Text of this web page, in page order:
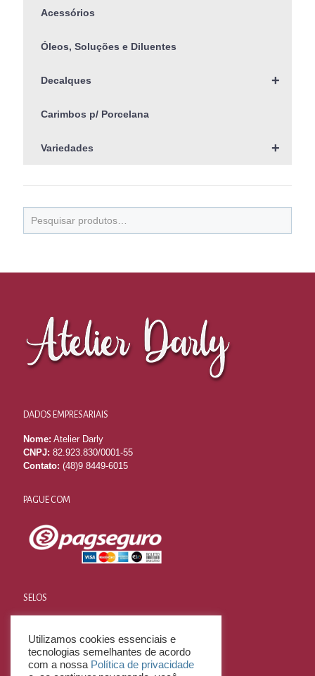
Acessórios
Óleos, Soluções e Diluentes
+
Decalques
Carimbos p/ Porcelana
+
Variedades
DADOS EMPRESARIAIS
Nome: Atelier Darly
CNPJ: 82.923.830/0001-55
Contato: (48)9 8449-6015
PAGUE COM
SELOS
Utilizamos cookies essenciais e
tecnologias semelhantes de acordo
com a nossa Política de privacidade